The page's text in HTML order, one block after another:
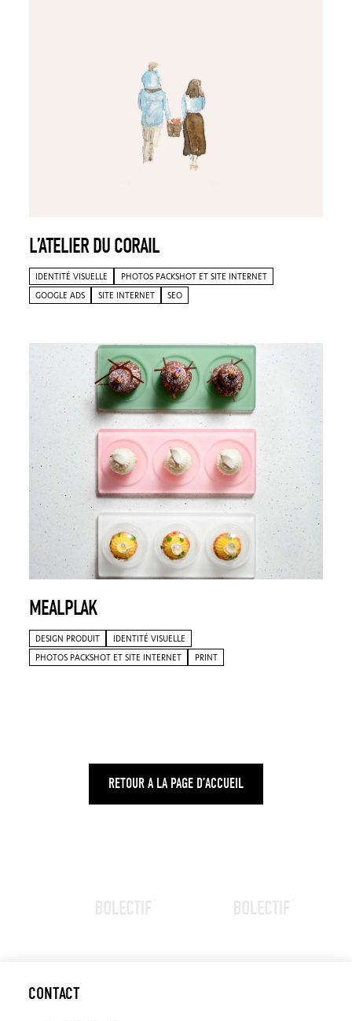
L’ATELIER DU CORAIL
IDENTITÉ VISUELLE
PHOTOS PACKSHOT ET SITE INTERNET
GOOGLE ADS
SITE INTERNET SEO
MEALPLAK
DESIGN PRODUIT
IDENTITÉ VISUELLE
PHOTOS PACKSHOT ET SITE INTERNET
PRINT
RETOUR A LA PAGE D’ACCUEIL
CONTACT